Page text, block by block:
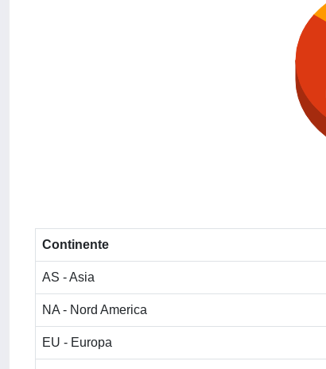
Continente
AS - Asia
NA - Nord America
EU - Europa